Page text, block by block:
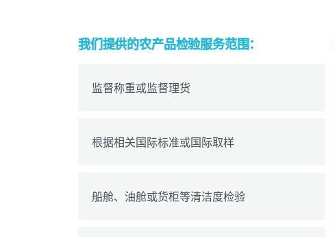
我们提供的农产品检验服务范围 ：
监督称重或监督理货
根据相关国际标准或国际取样
船舱、油舱或货柜等清洁度检验